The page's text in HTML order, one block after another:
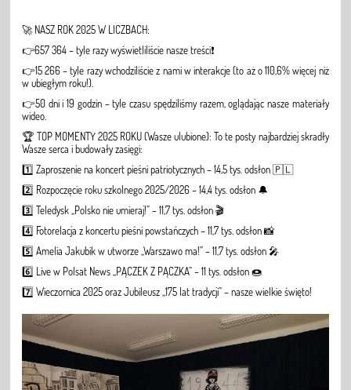
🚀 NASZ ROK 2025 W LICZBACH:
👉657 364 – tyle razy wyświetliliście nasze treści❗
👉15 266 – tyle razy wchodziliście z nami w interakcje (to aż o 110,6% więcej niż
w ubiegłym roku!).
👉50 dni i 19 godzin – tyle czasu spędziliśmy razem, oglądając nasze materiały
wideo.
🏆 TOP MOMENTY 2025 ROKU (Wasze ulubione): To te posty najbardziej skradły
Wasze serca i budowały zasięgi:
1️⃣ Zaproszenie na koncert pieśni patriotycznych – 14,5 tys. odsłon 🇵🇱
2️⃣ Rozpoczęcie roku szkolnego 2025/2026 – 14,4 tys. odsłon 🔔
3️⃣ Teledysk „Polsko nie umieraj!” – 11,7 tys. odsłon 🎬
4️⃣ Fotorelacja z koncertu pieśni powstańczych – 11,7 tys. odsłon 📸
5️⃣ Amelia Jakubik w utworze „Warszawo ma!” – 11,7 tys. odsłon 🎤
6️⃣ Live w Polsat News „PĄCZEK Z PĄCZKA” – 11 tys. odsłon 🍩
7️⃣ Wieczornica 2025 oraz Jubileusz „175 lat tradycji” – nasze wielkie święto!